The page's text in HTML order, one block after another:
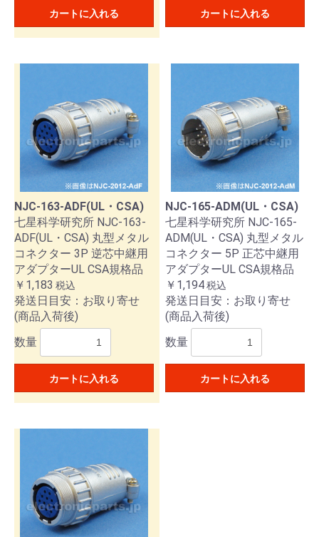
カートに入れる カートに入れる
NJC-163-ADF(UL・CSA)
七星科学研究所 NJC-163-
ADF(UL・CSA) 丸型メタル
コネクター 3P 逆芯中継用
アダプターUL CSA規格品
￥1,183 税込
発送日目安：お取り寄せ
(商品入荷後)
数量
カートに入れる
NJC-165-ADM(UL・CSA)
七星科学研究所 NJC-165-
ADM(UL・CSA) 丸型メタル
コネクター 5P 正芯中継用
アダプターUL CSA規格品
￥1,194税込
発送日目安：お取り寄せ
(商品入荷後)
数量
カートに入れる
お買い物を続ける カートへ進む